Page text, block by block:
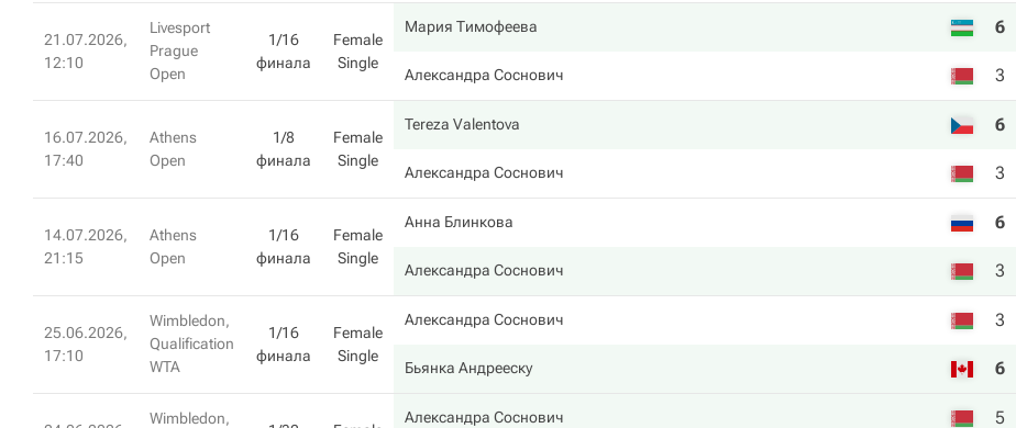
21.07.2026,
12:10
Livesport
Prague
Open
1/16
финала
Female
Single
Мария Тимофеева 6
Александра Соснович 3
16.07.2026,
17:40
Athens
Open
1/8
финала
Female
Single
Tereza Valentova 6
Александра Соснович 3
14.07.2026,
21:15
Athens
Open
1/16
финала
Female
Single
Анна Блинкова 6
Александра Соснович 3
25.06.2026,
17:10
Wimbledon,
Qualification
WTA
1/16
финала
Female
Single
Александра Соснович 3
Бьянка Андрееску 6
Wimbledon,
Александра Соснович 5